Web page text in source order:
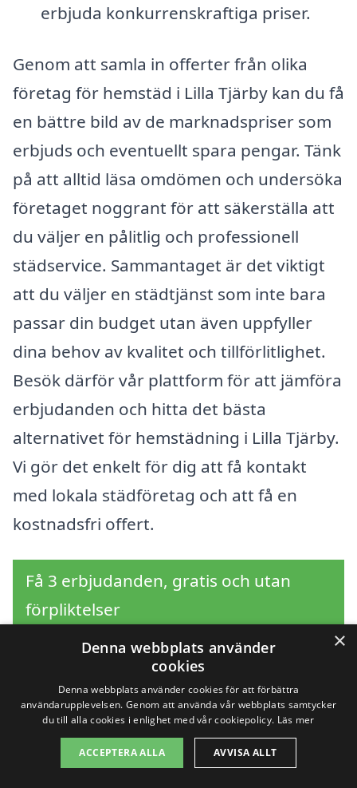
erbjuda konkurrenskraftiga priser.
Genom att samla in offerter från olika
företag för hemstäd i Lilla Tjärby kan du få
en bättre bild av de marknadspriser som
erbjuds och eventuellt spara pengar. Tänk
på att alltid läsa omdömen och undersöka
företaget noggrant för att säkerställa att
du väljer en pålitlig och professionell
städservice. Sammantaget är det viktigt
att du väljer en städtjänst som inte bara
passar din budget utan även uppfyller
dina behov av kvalitet och tillförlitlighet.
Besök därför vår plattform för att jämföra
erbjudanden och hitta det bästa
alternativet för hemstädning i Lilla Tjärby.
Vi gör det enkelt för dig att få kontakt
med lokala städföretag och att få en
kostnadsfri offert.
Få 3 erbjudanden, gratis och utan
förpliktelser
Sök efter en
professionell för
hemstäd i andra städer
×
Denna webbplats använder
cookies
Denna webbplats använder cookies för att förbättra
användarupplevelsen. Genom att använda vår webbplats samtycker
du till alla cookies i enlighet med vår cookiepolicy. Läs mer
ACCEPTERA ALLA AVVISA ALLT